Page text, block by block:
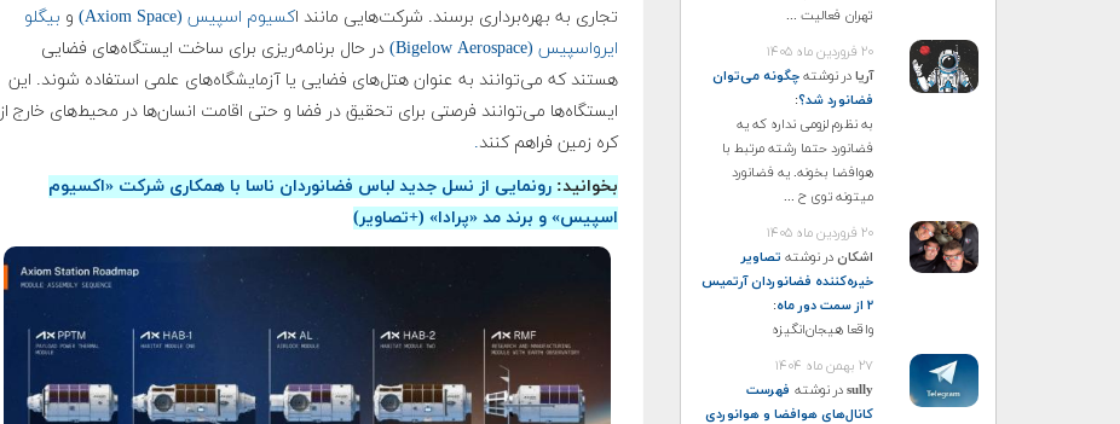
تهران فعالیت ...
۲۰ فروردین ماه ۱۴۰۵
آریادر نوشتهچگونه می‌توان
فضانورد شد؟:
به نظرم لزومی نداره که یه
فضانورد حتما رشته مرتبط با
هوافضا بخونه. یه فضانورد
میتونه توی ح ...
۲۰ فروردین ماه ۱۴۰۵
اشکاندر نوشته تصاویر
خیره‌کننده فضانوردان آرتمیس
۲ از سمت دور ماه
:
واقعا هیجان‌انگیزه
۲۷ بهمن ماه ۱۴۰۴
sullyدر نوشته فهرست
کانال‌های هوافضا و هوانوردی
تجاری به بهره‌برداری برسند. شرکت‌هایی مانند اکسیوم اسپیس (Axiom Space) و بیگلو
ایرواسپیس (Bigelow Aerospace)
در حال برنامه‌ریزی برای ساخت ایستگاه‌های فضایی
هستند که می‌توانند به عنوان هتل‌های فضایی یا آزمایشگاه‌های علمی استفاده شوند. این
ایستگاه‌ها می‌توانند فرصتی برای تحقیق در فضا و حتی اقامت انسان‌ها در محیط‌های خارج از
کره زمین فراهم کنند.
بخوانید:رونمایی از نسل جدید لباس فضانوردان ناسا با همکاری شرکت «اکسیوم
اسپیس» و برند مد «پرادا» (+تصاویر)